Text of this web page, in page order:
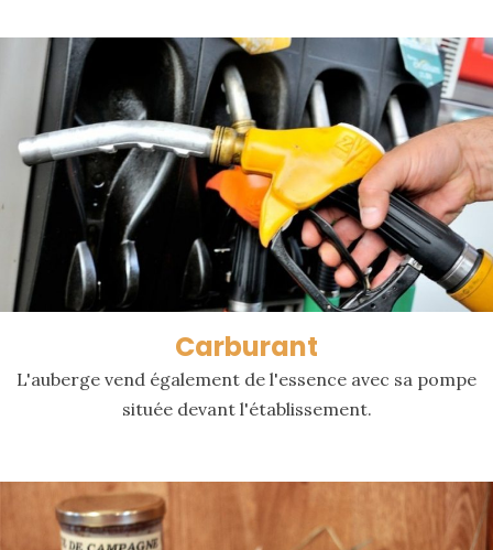
Carburant
L'auberge vend également de l'essence avec sa pompe
située devant l'établissement.